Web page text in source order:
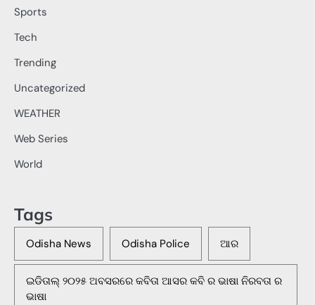
Sports
Tech
Trending
Uncategorized
WEATHER
Web Series
World
Tags
Odisha News Odisha Police ଆର
ଇଡିତାଲ୍ ୨୦୨୫ ଅବସରରେ କବିତା ଆସର କବି ର ଭାଷା ନିରବତା ର
ଭାଷା